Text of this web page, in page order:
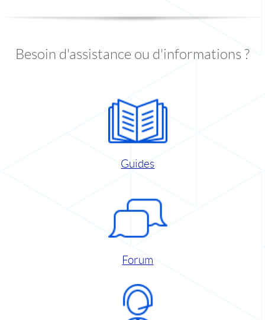
Besoin d'assistance ou d'informations ?
Guides
Forum